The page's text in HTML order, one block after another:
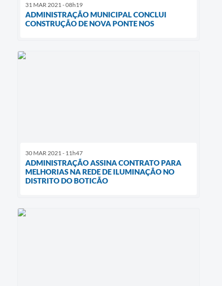
31 MAR 2021 - 08h19
ADMINISTRAÇÃO MUNICIPAL CONCLUI
CONSTRUÇÃO DE NOVA PONTE NOS
30 MAR 2021 - 11h47
ADMINISTRAÇÃO ASSINA CONTRATO PARA
MELHORIAS NA REDE DE ILUMINAÇÃO NO
DISTRITO DO BOTICÃO